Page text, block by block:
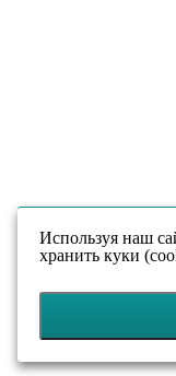
Используя наш
хранить куки